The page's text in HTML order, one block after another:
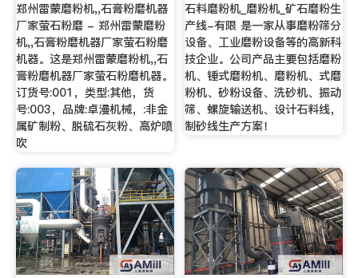
郑州雷蒙磨粉机,,石膏粉磨机器
厂家萤石粉磨 - 郑州雷蒙磨粉
机,,石膏粉磨机器厂家萤石粉磨
机器。这是郑州雷蒙磨粉机,,石
膏粉磨机器厂家萤石粉磨机器。
订货号:001，类型:其他，货
号:003，品牌:卓漫机械，:非金
属矿制粉、脱硫石灰粉、高炉喷
吹
石料磨粉机_磨粉机_矿石磨粉生
产线-有限 是一家从事磨粉筛分
设备、工业磨粉设备等的高新科
技企业。公司产品主要包括磨粉
机、锤式磨粉机、磨粉机、式磨
粉机、砂粉设备、洗砂机、振动
筛、螺旋输送机、设计石料线，
制砂线生产方案！